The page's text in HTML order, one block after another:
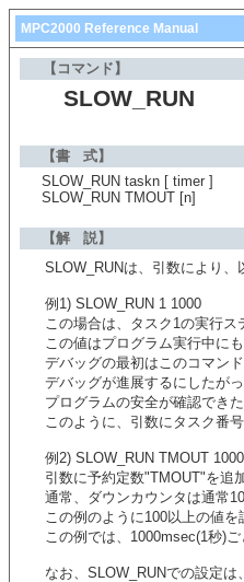
MPC2000 Reference Manual
【コマンド】
SLOW_RUN
【書 式】
SLOW_RUN taskn [ timer ]
SLOW_RUN TMOUT [n]
【解 説】
SLOW_RUNは、引数により、
例1) SLOW_RUN 1 1000
この場合は、タスク1の実行
この値はプログラム実行中にも
デバッグの最初はこのコマン
デバッグが進展するにしたが
プログラムの安全が確認でき
このように、引数にタスク番
例2) SLOW_RUN TMOUT 1000
引数に予約定数"TMOUT"を追
通常、ダウンカウンタは通常
この例のように100以上の値
この例では、1000msec(1秒)
なお、SLOW_RUNでの設定